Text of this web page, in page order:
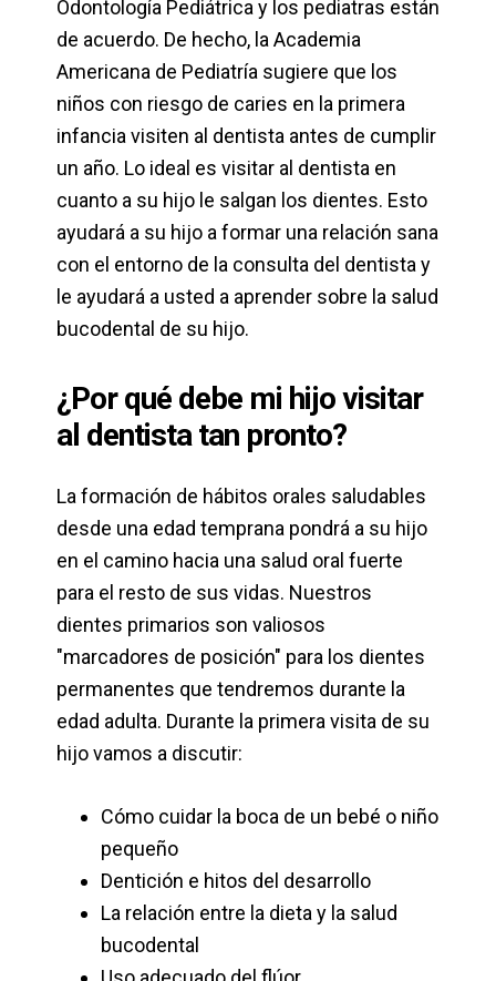
Odontología Pediátrica y los pediatras están
de acuerdo. De hecho, la Academia
Americana de Pediatría sugiere que los
niños con riesgo de caries en la primera
infancia visiten al dentista antes de cumplir
un año. Lo ideal es visitar al dentista en
cuanto a su hijo le salgan los dientes. Esto
ayudará a su hijo a formar una relación sana
con el entorno de la consulta del dentista y
le ayudará a usted a aprender sobre la salud
bucodental de su hijo.
¿Por qué debe mi hijo visitar
al dentista tan pronto?
La formación de hábitos orales saludables
desde una edad temprana pondrá a su hijo
en el camino hacia una salud oral fuerte
para el resto de sus vidas. Nuestros
dientes primarios son valiosos
"marcadores de posición" para los dientes
permanentes que tendremos durante la
edad adulta. Durante la primera visita de su
hijo vamos a discutir:
Cómo cuidar la boca de un bebé o niño
pequeño
Dentición e hitos del desarrollo
La relación entre la dieta y la salud
bucodental